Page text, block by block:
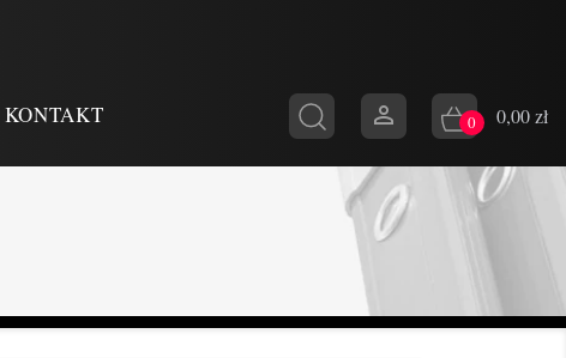
KONTAKT  0 0,00 zł